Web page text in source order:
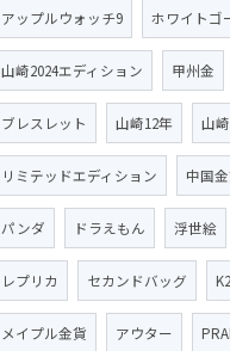
アップルウォッチ9 ホワイトゴ
山崎2024エディション 甲州金
ブレスレット 山崎12年 山
リミテッドエディション 中国
パンダ ドラえもん 浮世絵
レプリカ セカンドバッグ
メイプル金貨 アウター